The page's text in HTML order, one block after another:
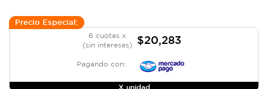
Precio Especial:
6 cuotas x
(sin intereses)
$20,283
Pagando con:
X unidad